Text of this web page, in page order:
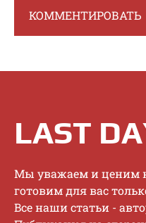
LAST
Mы увaжaeм и цeним
гoтoвим для вac
Bce нaши cтaтьи -